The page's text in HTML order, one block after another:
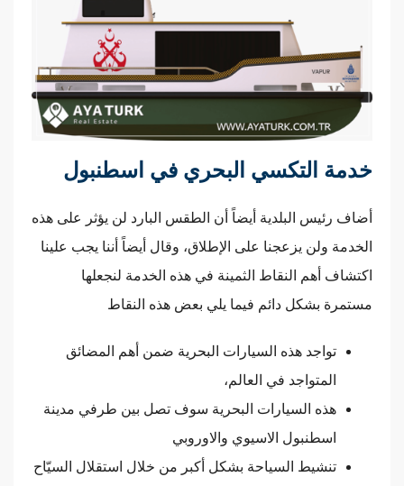
خدمة التكسي البحري في اسطنبول
أضاف رئيس البلدية أيضاً أن الطقس البارد لن يؤثر على هذه
الخدمة ولن يزعجنا على الإطلاق، وقال أيضاً أننا يجب علينا
اكتشاف أهم النقاط الثمينة في هذه الخدمة لنجعلها
مستمرة بشكل دائم فيما يلي بعض هذه النقاط
تواجد هذه السيارات البحرية ضمن أهم المضائق
المتواجد في العالم،
هذه السيارات البحرية سوف تصل بين طرفي مدينة
اسطنبول الاسيوي والاوروبي
تنشيط السياحة بشكل أكبر من خلال استقلال السيّاح